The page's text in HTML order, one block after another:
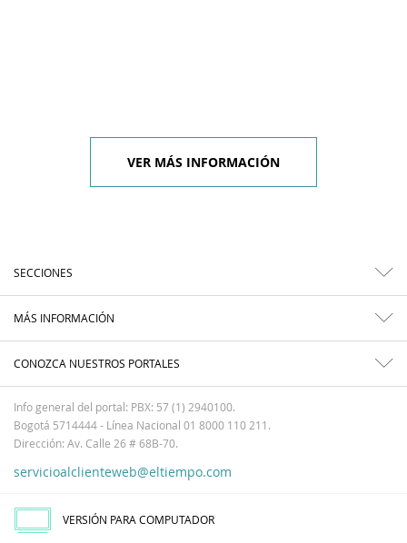
VER MÁS INFORMACIÓN
SECCIONES
MÁS INFORMACIÓN
CONOZCA NUESTROS PORTALES
Info general del portal: PBX: 57 (1) 2940100.
Bogotá 5714444 - Línea Nacional 01 8000 110 211.
Dirección: Av. Calle 26 # 68B-70.
servicioalclienteweb@eltiempo.com
VERSIÓN PARA COMPUTADOR